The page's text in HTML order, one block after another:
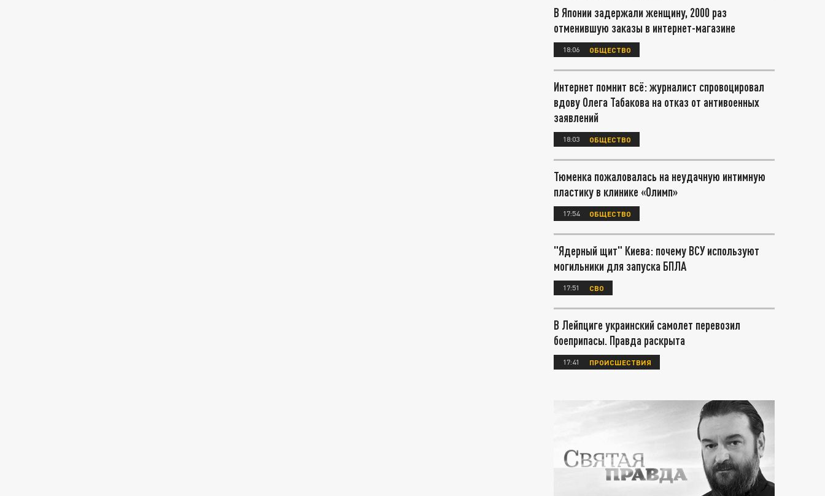
В Японии задержали женщину, 2000 раз
отменившую заказы в интернет-магазине
18:06 ОБЩЕСТВО
Интернет помнит всё: журналист спровоцировал
вдову Олега Табакова на отказ от антивоенных
заявлений
18:03 ОБЩЕСТВО
Тюменка пожаловалась на неудачную интимную
пластику в клинике «Олимп»
17:54 ОБЩЕСТВО
"Ядерный щит" Киева: почему ВСУ используют
могильники для запуска БПЛА
17:51 СВО
В Лейпциге украинский самолет перевозил
боеприпасы. Правда раскрыта
17:41 ПРОИСШЕСТВИЯ